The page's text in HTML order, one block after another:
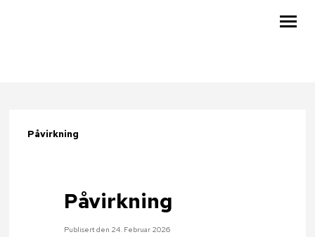
KALENDER
BLI MEDLEM
MIN SIDE
Påvirkning
Påvirkning
Publisert den 24. Februar 2026